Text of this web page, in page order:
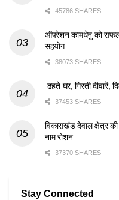
45786 SHARES
ऑपरेशन कामधेनु को सफल
सहयोग
38073 SHARES
ढहते घर, गिरती दीवारें,
37453 SHARES
विकासखंड देवाल क्षेत्र की
नाम रोशन
37370 SHARES
Stay Connected